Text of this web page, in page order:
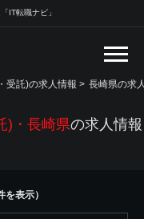
IT転職ナビ」
受託)の求人情報 > 長崎県の求
)・長崎県の求人情報
表示）